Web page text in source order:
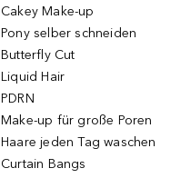
Cakey Make-up
Pony selber schneiden
Butterfly Cut
Liquid Hair
PDRN
Make-up für große Poren
Haare jeden Tag waschen
Curtain Bangs